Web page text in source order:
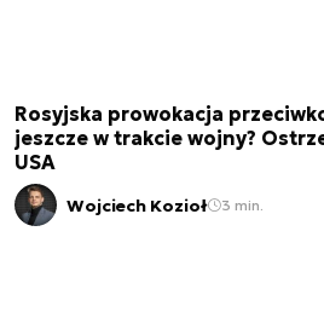
Rosyjska prowokacja
jeszcze w trakcie wojny?
USA
Wojciech Kozioł 3 min.